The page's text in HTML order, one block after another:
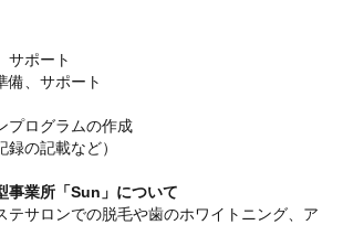
サポート
備、サポート
プログラムの作成
録の記載など）
事業所「Sun」について
テサロンでの脱毛や歯のホワイトニング、ア